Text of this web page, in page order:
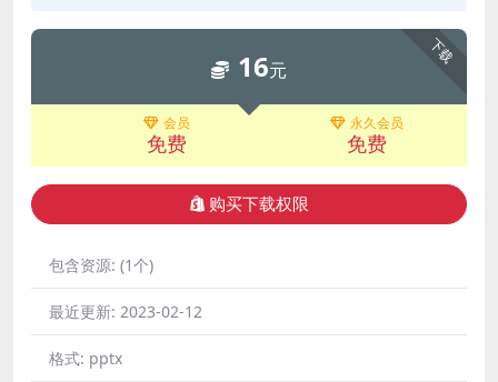
下载
16元
会员
免费
永久会员
免费
购买下载权限
包含资源: (1个)
最近更新: 2023-02-12
格式: pptx